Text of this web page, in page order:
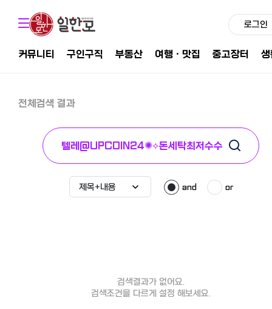
로그인
커뮤니티 구인구직 부동산 여행ㆍ맛집 중고장터
전체검색 결과
and or
검색결과가 없어요.
검색조건을 다르게 설정 해보세요.